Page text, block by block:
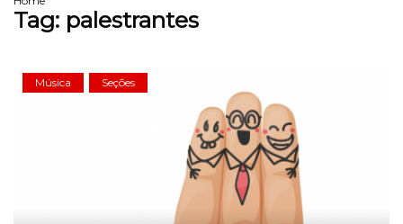
Tag: palestrantes
Música Seções